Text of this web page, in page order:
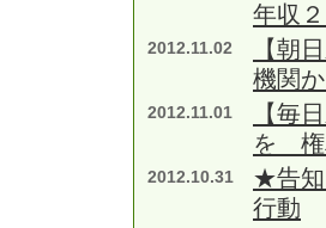
年収
2012.11.02
【朝
機関
2012.11.01
【毎
を 権
2012.10.31
★告
行動